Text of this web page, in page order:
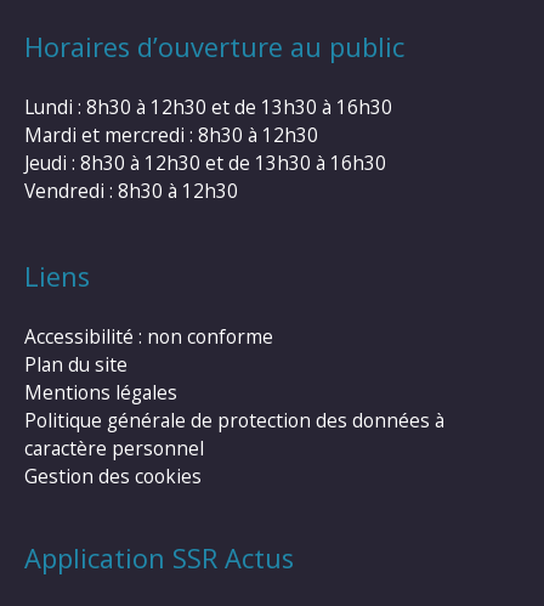
Horaires d’ouverture au public
Lundi : 8h30 à 12h30 et de 13h30 à 16h30
Mardi et mercredi : 8h30 à 12h30
Jeudi : 8h30 à 12h30 et de 13h30 à 16h30
Vendredi : 8h30 à 12h30
Liens
Accessibilité : non conforme
Plan du site
Mentions légales
Politique générale de protection des données à
caractère personnel
Gestion des cookies
Application SSR Actus